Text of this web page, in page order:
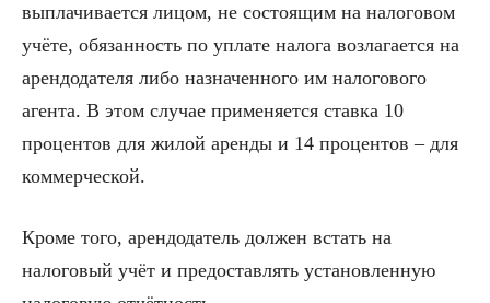
выплачивается лицом, не состоящим на налоговом
учёте, обязанность по уплате налога возлагается на
арендодателя либо назначенного им налогового
агента. В этом случае применяется ставка 10
процентов для жилой аренды и 14 процентов – для
коммерческой.
Кроме того, арендодатель должен встать на
налоговый учёт и предоставлять установленную